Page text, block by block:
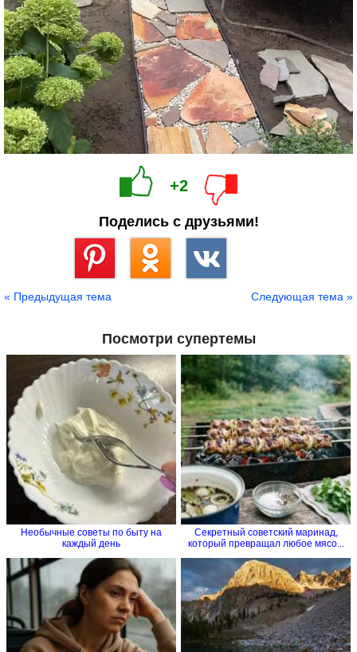
+2
Поделись с друзьями!
« Предыдущая тема Следующая тема »
Посмотри супертемы
Необычные советы по быту на
каждый день
Секретный советский маринад,
который превращал любое мясо...